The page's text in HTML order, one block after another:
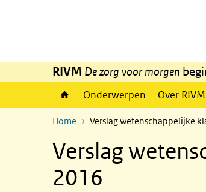
RIVM De zorg voor morgen
Onderwerpen Over RIVM
Home Verslag wetenschappelijke
Verslag
2016